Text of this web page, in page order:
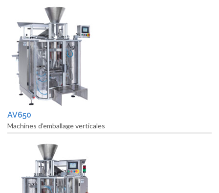
AV650
Machines d’emballage verticales